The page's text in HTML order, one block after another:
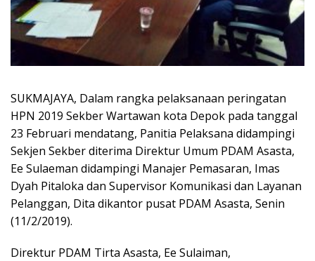
SUKMAJAYA, Dalam rangka pelaksanaan peringatan
HPN 2019 Sekber Wartawan kota Depok pada tanggal
23 Februari mendatang, Panitia Pelaksana didampingi
Sekjen Sekber diterima Direktur Umum PDAM Asasta,
Ee Sulaeman didampingi Manajer Pemasaran, Imas
Dyah Pitaloka dan Supervisor Komunikasi dan Layanan
Pelanggan, Dita dikantor pusat PDAM Asasta, Senin
(11/2/2019).
Direktur PDAM Tirta Asasta, Ee Sulaiman,